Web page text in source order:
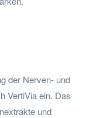
der Nerven- und
VertiVia ein. Das
und